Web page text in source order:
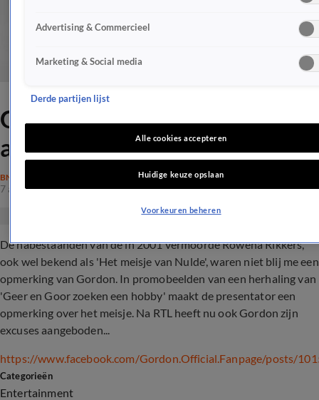
Gordon biedt zijn excuses
aan
BN'ERS
7 aug 2017, 23:32
De nabestaanden van de in 2001 vermoorde Rowena Rikkers,
ook wel bekend als 'Het meisje van Nulde', waren niet blij me een
opmerking van Gordon. In promobeelden van een herhaling van
'Geer en Goor zoeken een hobby' maakt de presentator een
opmerking over het meisje. Na RTL heeft nu ook Gordon zijn
excuses aangeboden...
https://www.facebook.com/Gordon.Official.Fanpage/posts/
Categorieën
Entertainment
Advertising & Commercieel
Marketing & Social media
Derde partijen lijst
Alle cookies accepteren
Huidige keuze opslaan
Voorkeuren beheren